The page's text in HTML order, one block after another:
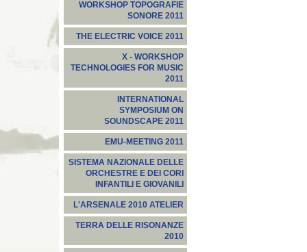
WORKSHOP TOPOGRAFIE
SONORE 2011
THE ELECTRIC VOICE 2011
X - WORKSHOP
TECHNOLOGIES FOR MUSIC
2011
INTERNATIONAL
SYMPOSIUM ON
SOUNDSCAPE 2011
EMU-MEETING 2011
SISTEMA NAZIONALE DELLE
ORCHESTRE E DEI CORI
INFANTILI E GIOVANILI
L'ARSENALE 2010 ATELIER
TERRA DELLE RISONANZE
2010